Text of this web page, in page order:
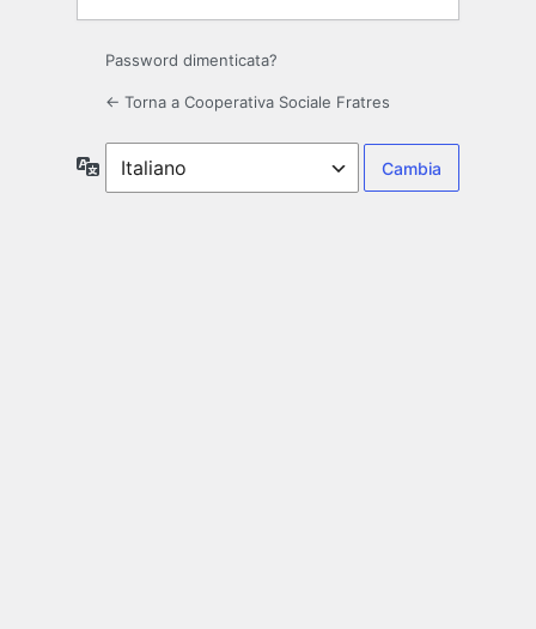
Password dimenticata?
← Torna a Cooperativa Sociale Fratres
Lingua